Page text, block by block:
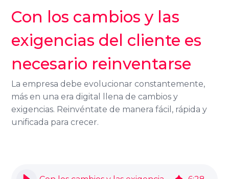
Con los cambios y las
exigencias del cliente es
necesario reinventarse
La empresa debe evolucionar constantemente,
más en una era digital llena de cambios y
exigencias. Reinvéntate de manera fácil, rápida y
unificada para crecer.